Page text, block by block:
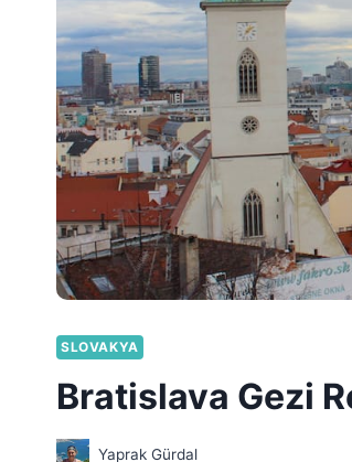
SLOVAKYA
Bratislava Gezi
Yaprak Gürdal